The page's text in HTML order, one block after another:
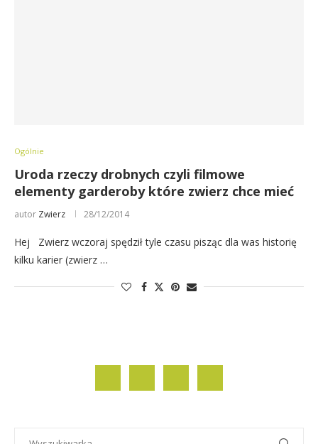
Ogólnie
Uroda rzeczy drobnych czyli filmowe
elementy garderoby które zwierz chce mieć
autor Zwierz 28/12/2014
Hej Zwierz wczoraj spędził tyle czasu pisząc dla was historię
kilku karier (zwierz …